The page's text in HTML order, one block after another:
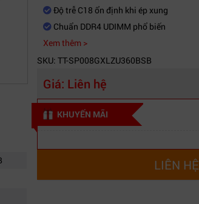
Độ trễ C18 ổn định khi ép xung
Chuẩn DDR4 UDIMM phổ biến
Xem thêm >
SKU: TT-SP008GXLZU360BSB
Giá: Liên hệ
KHUYẾN MÃI
LIÊN HỆ